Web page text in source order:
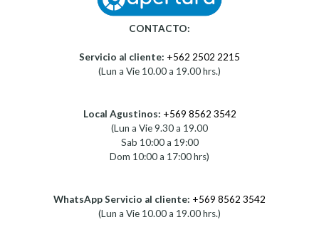
CONTACTO:
Servicio al cliente: +562 2502 2215
(Lun a Vie 10.00 a 19.00 hrs.)
Local Agustinos: +569 8562 3542
(Lun a Vie 9.30 a 19.00
Sab 10:00 a 19:00
Dom 10:00 a 17:00 hrs)
WhatsApp Servicio al cliente: +569 8562 3542
(Lun a Vie 10.00 a 19.00 hrs.)